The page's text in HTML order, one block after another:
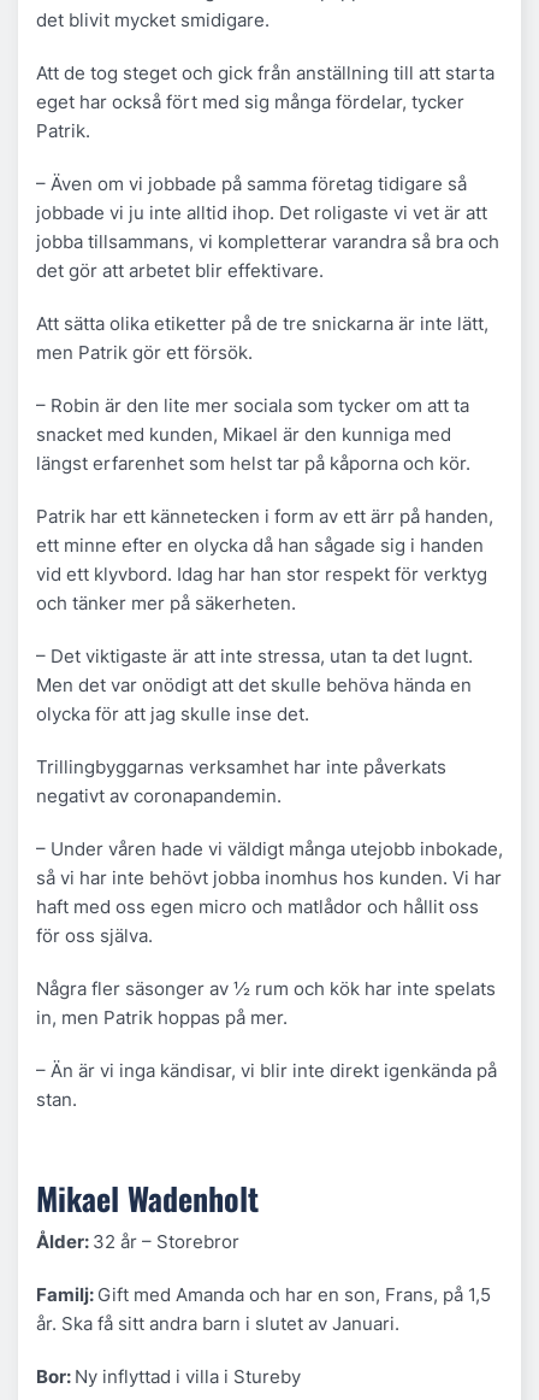
det blivit mycket smidigare.
Att de tog steget och gick från anställning till att starta
eget har också fört med sig många fördelar, tycker
Patrik.
– Även om vi jobbade på samma företag tidigare så
jobbade vi ju inte alltid ihop. Det roligaste vi vet är att
jobba tillsammans, vi kompletterar varandra så bra och
det gör att arbetet blir effektivare.
Att sätta olika etiketter på de tre snickarna är inte lätt,
men Patrik gör ett försök.
– Robin är den lite mer sociala som tycker om att ta
snacket med kunden, Mikael är den kunniga med
längst erfarenhet som helst tar på kåporna och kör.
Patrik har ett kännetecken i form av ett ärr på handen,
ett minne efter en olycka då han sågade sig i handen
vid ett klyvbord. Idag har han stor respekt för verktyg
och tänker mer på säkerheten.
– Det viktigaste är att inte stressa, utan ta det lugnt.
Men det var onödigt att det skulle behöva hända en
olycka för att jag skulle inse det.
Trillingbyggarnas verksamhet har inte påverkats
negativt av coronapandemin.
– Under våren hade vi väldigt många utejobb inbokade,
så vi har inte behövt jobba inomhus hos kunden. Vi har
haft med oss egen micro och matlådor och hållit oss
för oss själva.
Några fler säsonger av ½ rum och kök har inte spelats
in, men Patrik hoppas på mer.
– Än är vi inga kändisar, vi blir inte direkt igenkända på
stan.
Mikael Wadenholt
Ålder: 32 år – Storebror
Familj: Gift med Amanda och har en son, Frans, på 1,5
år. Ska få sitt andra barn i slutet av Januari.
Bor: Ny inflyttad i villa i Stureby